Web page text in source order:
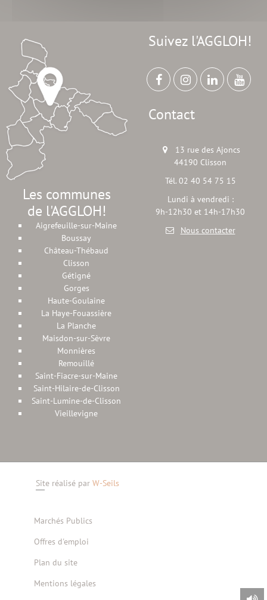
Les communes
de l'AGGLOH!
Aigrefeuille-sur-Maine
Boussay
Château-Thébaud
Clisson
Gétigné
Gorges
Haute-Goulaine
La Haye-Fouassière
La Planche
Maisdon-sur-Sèvre
Monnières
Remouillé
Saint-Fiacre-sur-Maine
Saint-Hilaire-de-Clisson
Saint-Lumine-de-Clisson
Vieillevigne
Suivez l'AGGLOH!
Contact
13 rue des Ajoncs
44190 Clisson
Tél. 02 40 54 75 15
Lundi à vendredi :
9h-12h30 et 14h-17h30
Nous contacter
Site réalisé par W-Seils
Marchés Publics
Offres d'emploi
Plan du site
Mentions légales